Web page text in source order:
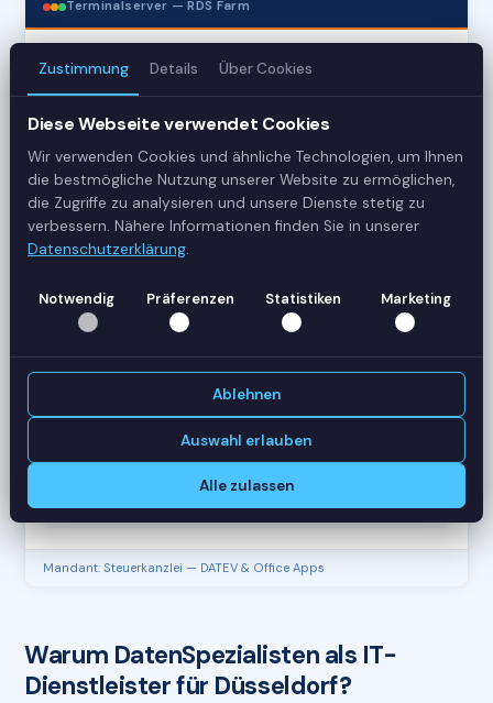
Terminalserver — RDS Farm
3
42
Sessions
SERVER-AUSLASTUNG
RDS-SRV01
18 Sessions
RAM
78%
RDS-SRV02
14 Sessions
RAM
61%
Mandant: Steuerkanzlei — DATEV & Office Apps
Warum DatenSpezialisten als IT-
Dienstleister für Düsseldorf?
Zustimmung Details Über Cookies
Diese Webseite verwendet Cookies
Wir verwenden Cookies und ähnliche Technologien, um Ihnen
die bestmögliche Nutzung unserer Website zu ermöglichen,
die Zugriffe zu analysieren und unsere Dienste stetig zu
verbessern. Nähere Informationen finden Sie in unserer
Datenschutzerklärung.
Notwendig Präferenzen Statistiken Marketing
Ablehnen
Auswahl erlauben
Alle zulassen